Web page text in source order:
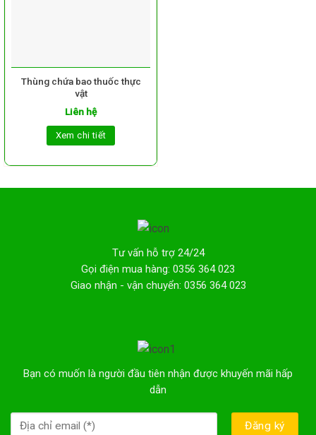
Thùng chứa bao thuốc thực
vật
Liên hệ
Xem chi tiết
Tư vấn hỗ trợ 24/24
Gọi điện mua hàng: 0356 364 023
Giao nhận - vận chuyển: 0356 364 023
Bạn có muốn là người đầu tiên nhận được khuyến mãi hấp
dẫn